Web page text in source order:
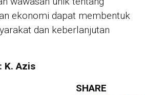
ekonomi dapat membentuk
dan keberlanjutan
K. Azis
SHARE